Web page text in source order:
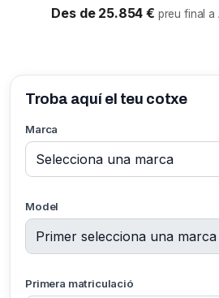
Des de 25.854 € preu final a
Troba aquí el teu cotxe
Marca
Model
Primera matriculació